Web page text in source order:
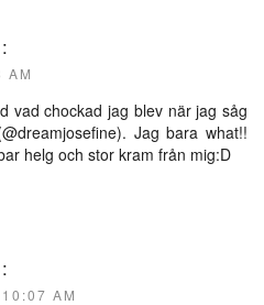
AM
vad chockad jag blev när jag såg
Jag bara what!!
helg och stor kram från mig:D
AM